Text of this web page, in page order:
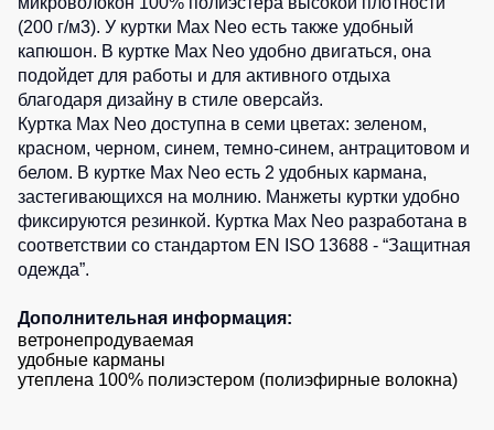
Детские
жилеты
Батники
/
Батники
на
молнии
Батники
Tours
(200 г/м3). У куртки Max Neo есть также удобный
капюшон. В куртке Max Neo удобно двигаться, она
подойдет для работы и для активного отдыха
благодаря дизайну в стиле оверсайз.
Куртка Max Neo доступна в семи цветах: зеленом,
красном, черном, синем, темно-синем, антрацитовом и
белом. В куртке Max Neo есть 2 удобных кармана,
застегивающихся на молнию. Манжеты куртки удобно
фиксируются резинкой. Куртка Max Neo разработана в
соответствии со стандартом EN ISO 13688 - “Защитная
одежда”.
Дополнительная информация:
ветронепродуваемая
удобные карманы
утеплена 100% полиэстером (полиэфирные волокна)